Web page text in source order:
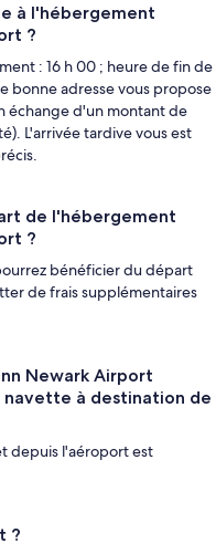
à l'hébergement
?
: 16 h 00 ; heure de fin de
bonne adresse vous propose
échange d'un montant de
L'arrivée tardive vous est
de l'hébergement
?
bénéficier du départ
de frais supplémentaires
Newark Airport
à destination de
depuis l'aéroport est
?